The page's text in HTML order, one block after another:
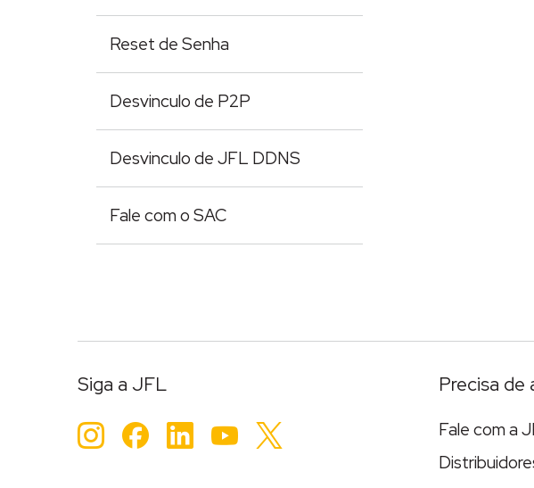
Reset de Senha
Desvinculo de P2P
Desvinculo de JFL DDNS
Fale com o SAC
Siga a JFL
Instagram
Facebook
LinkedInYouTube
Precisa de
Fale com a